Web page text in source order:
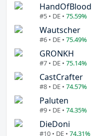
HandOfBlood
#5 • DE • 75.59%
Wautscher
#6 • DE • 75.49%
GRONKH
#7 • DE • 75.14%
CastCrafter
#8 • DE • 74.57%
Paluten
#9 • DE • 74.35%
DieDoni
#10 • DE • 74.31%